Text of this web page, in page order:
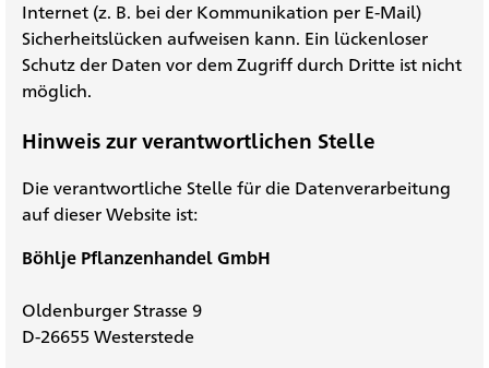
Internet (z. B. bei der Kommunikation per E-Mail)
Sicherheitslücken aufweisen kann. Ein lückenloser
Schutz der Daten vor dem Zugriff durch Dritte ist nicht
möglich.
Hinweis zur verantwortlichen Stelle
Die verantwortliche Stelle für die Datenverarbeitung
auf dieser Website ist:
Böhlje Pflanzenhandel GmbH
Oldenburger Strasse 9
D-26655 Westerstede